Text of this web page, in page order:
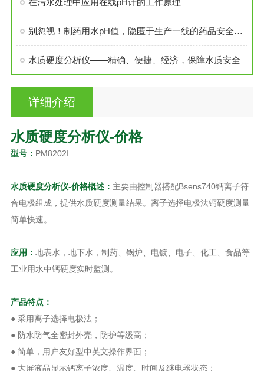
别忽视！制药用水pH值，隐匿于生产一线的药品安全防线
水质硬度分析仪——精确、便捷、经济，保障水质安全
详细介绍
水质硬度分析仪-价格
型号： PM8202I
水质硬度分析仪-价格概述： 主要由控制器搭配Bsens740钙离子符
合电极组成，提供水质硬度测量结果。离子选择电极法钙硬度测量
简单快速。
应用： 地表水，地下水，制药、锅炉、电镀、电子、化工、食品等
工业用水中钙硬度实时监测。
产品特点：
● 采用离子选择电极法；
● 防水防气全密封外壳，防护等级高；
● 简单，用户友好型中英文操作界面；
● 大屏液晶显示钙离子浓度、温度、时间及继电器状态；